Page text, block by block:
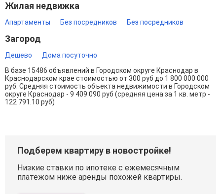
Жилая недвижка
Апартаменты Без посредников Без посредников
Загород
Дешево
Дома посуточно
В базе 15486 объявлений в Городском округе Краснодар в
Краснодарском крае стоимостью от 300 руб до 1 800 000 000
руб. Средняя стоимость объекта недвижимости в Городском
округе Краснодар - 9 409 090 руб (средняя цена за 1 кв. метр -
122 791.10 руб)
Подберем квартиру в новостройке!
Низкие ставки по ипотеке с ежемесячным
платежом ниже аренды похожей квартиры.